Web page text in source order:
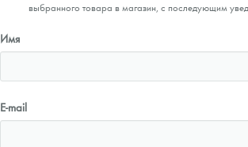
выбранного товара в магазин, с последующим
Имя
E-mail